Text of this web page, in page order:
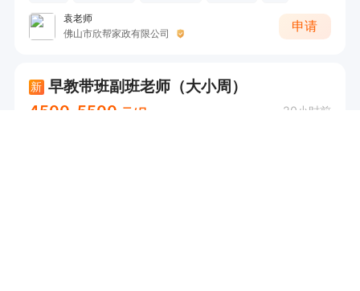
袁老师
佛山市欣帮家政有限公司
申请
新 早教带班副班老师（大小周）
4500-5500 元/月 20小时前